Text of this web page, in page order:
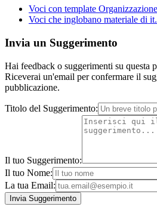
Voci con template
Voci che inglobano materiale di
Invia un Suggerimento
Hai feedback o suggerimenti su questa
Riceverai un'email per confermare il
pubblicazione.
Titolo del Suggerimento:
Il tuo Suggerimento:
Il tuo Nome:
La tua Email: